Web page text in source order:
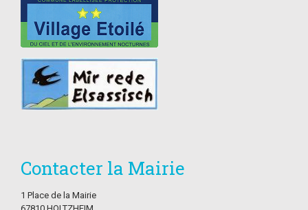
Contacter la Mairie
1 Place de la Mairie